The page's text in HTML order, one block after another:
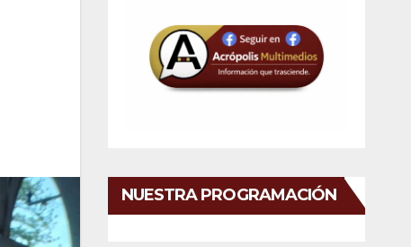
NUESTRA PROGRAMACIÓN